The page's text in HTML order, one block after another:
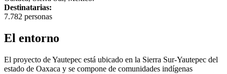
Destinatarias:
7.782 personas
El entorno
El proyecto de Yautepec está ubicado en la Sierra Sur-Yautepec del
estado de Oaxaca y se compone de comunidades indígenas